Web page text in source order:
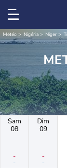
Météo Nigéria Niger
Sam
08
-
-
Dim
09
-
-